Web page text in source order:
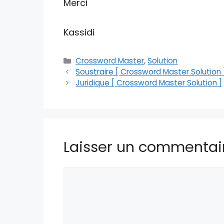
Merci
Kassidi
Catégories
Crossword Master,Solution
Soustraire [ Crossword Master Solution
Juridique [ Crossword Master Solution ]
Laisser un